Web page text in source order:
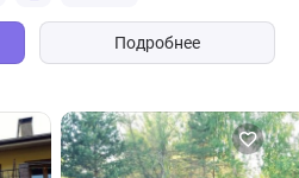
Подробнее